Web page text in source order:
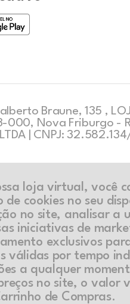
Braune, 135 ,
000, Nova Friburgo -
LTDA | CNPJ:
loja virtual, você
de cookies no seu
no site, analisar a
iniciativas de
exclusivos
válidas por tempo
a qualquer
no site, o valor
de Compras.